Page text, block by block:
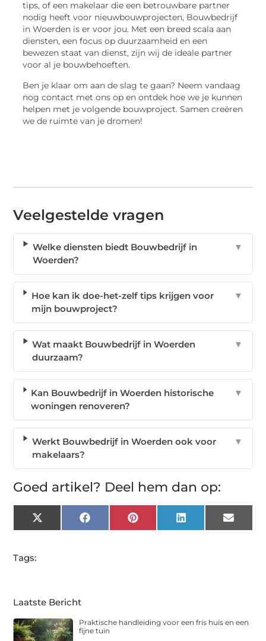
tips, of een makelaar die een betrouwbare partner
nodig heeft voor nieuwbouwprojecten, Bouwbedrijf
in Woerden is er voor jou. Met een breed scala aan
diensten, een focus op duurzaamheid en een
bewezen staat van dienst, zijn wij de ideale partner
voor al je bouwbehoeften.
Ben je klaar om aan de slag te gaan? Neem vandaag
nog contact met ons op en ontdek hoe we je kunnen
helpen met je volgende bouwproject. Samen creëren
we de ruimte van je dromen!
Veelgestelde vragen
Welke diensten biedt Bouwbedrijf in
Woerden?
▼
Hoe kan ik doe-het-zelf tips krijgen voor
mijn bouwproject?
▼
Wat maakt Bouwbedrijf in Woerden
duurzaam?
▼
Kan Bouwbedrijf in Woerden historische
woningen renoveren?
▼
Werkt Bouwbedrijf in Woerden ook voor
makelaars?
▼
Goed artikel? Deel hem dan op:
X
(Twitter)
FacebookPinterest LinkedIn Email
Tags:
Laatste Bericht
Praktische handleiding voor een fris huis en een
fijne tuin